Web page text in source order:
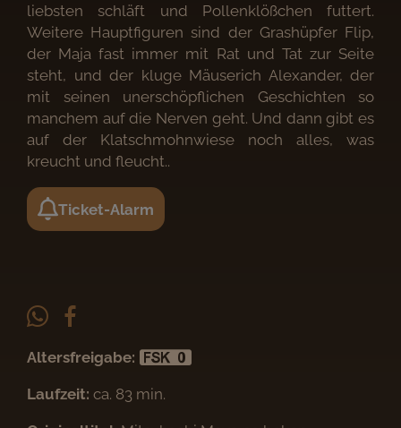
liebsten schläft und Pollenklößchen futtert.
Weitere Hauptfiguren sind der Grashüpfer Flip,
der Maja fast immer mit Rat und Tat zur Seite
steht, und der kluge Mäuserich Alexander, der
mit seinen unerschöpflichen Geschichten so
manchem auf die Nerven geht. Und dann gibt es
auf der Klatschmohnwiese noch alles, was
kreucht und fleucht..
Ticket-Alarm
Altersfreigabe:
Laufzeit: ca. 83 min.